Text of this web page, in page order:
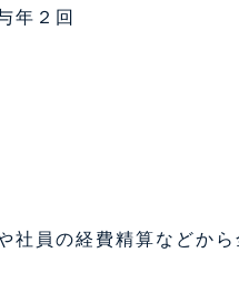
年２回
社員の経費精算などか